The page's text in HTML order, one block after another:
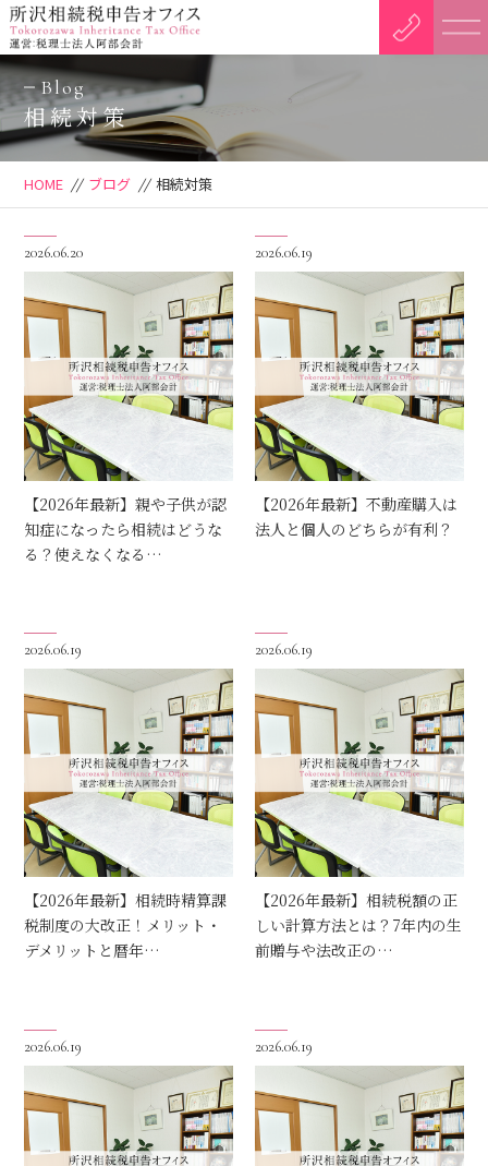
Blog
相続対策
HOME // ブログ // 相続対策
2026.06.20
【2026年最新】親や子供が認
知症になったら相続はどうな
る？使えなくなる…
2026.06.19
【2026年最新】不動産購入は
法人と個人のどちらが有利？
2026.06.19
【2026年最新】相続時精算課
税制度の大改正！メリット・
デメリットと暦年…
2026.06.19
【2026年最新】相続税額の正
しい計算方法とは？7年内の生
前贈与や法改正の…
2026.06.19 2026.06.19